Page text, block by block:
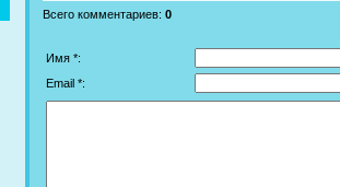
Всего комментариев: 0
Имя *:
Email *: